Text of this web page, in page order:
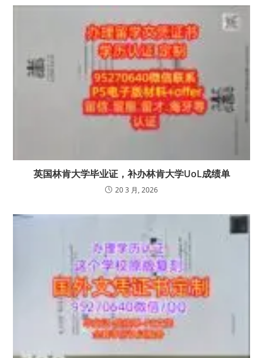
英国林肯大学毕业证，补办林肯大学UoL成绩单
20 3 月, 2026